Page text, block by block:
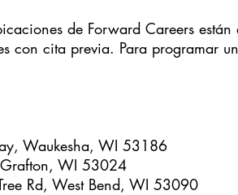
de Forward Careers están
con cita previa. Para programar
Waukesha, WI 53186
WI 53024
Rd, West Bend, WI 53090